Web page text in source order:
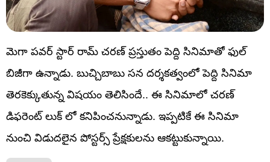
మెగా పవర్ స్టార్ రామ్ చరణ్ ప్రస్తుతం పెద్ది సినిమాతో ఫుల్
బిజీగా ఉన్నాడు. బుచ్చిబాబు సన దర్శకత్వంలో పెద్ది సినిమా
తెరకెక్కుతున్న విషయం తెలిసిందే.. ఈ సినిమాలో చరణ్
డిఫరెంట్ లుక్ లో కనిపించనున్నాడు. ఇప్పటికే ఈ సినిమా
నుంచి విడుదలైన పోస్టర్స్ ప్రేక్షకులను ఆకట్టుకున్నాయి.